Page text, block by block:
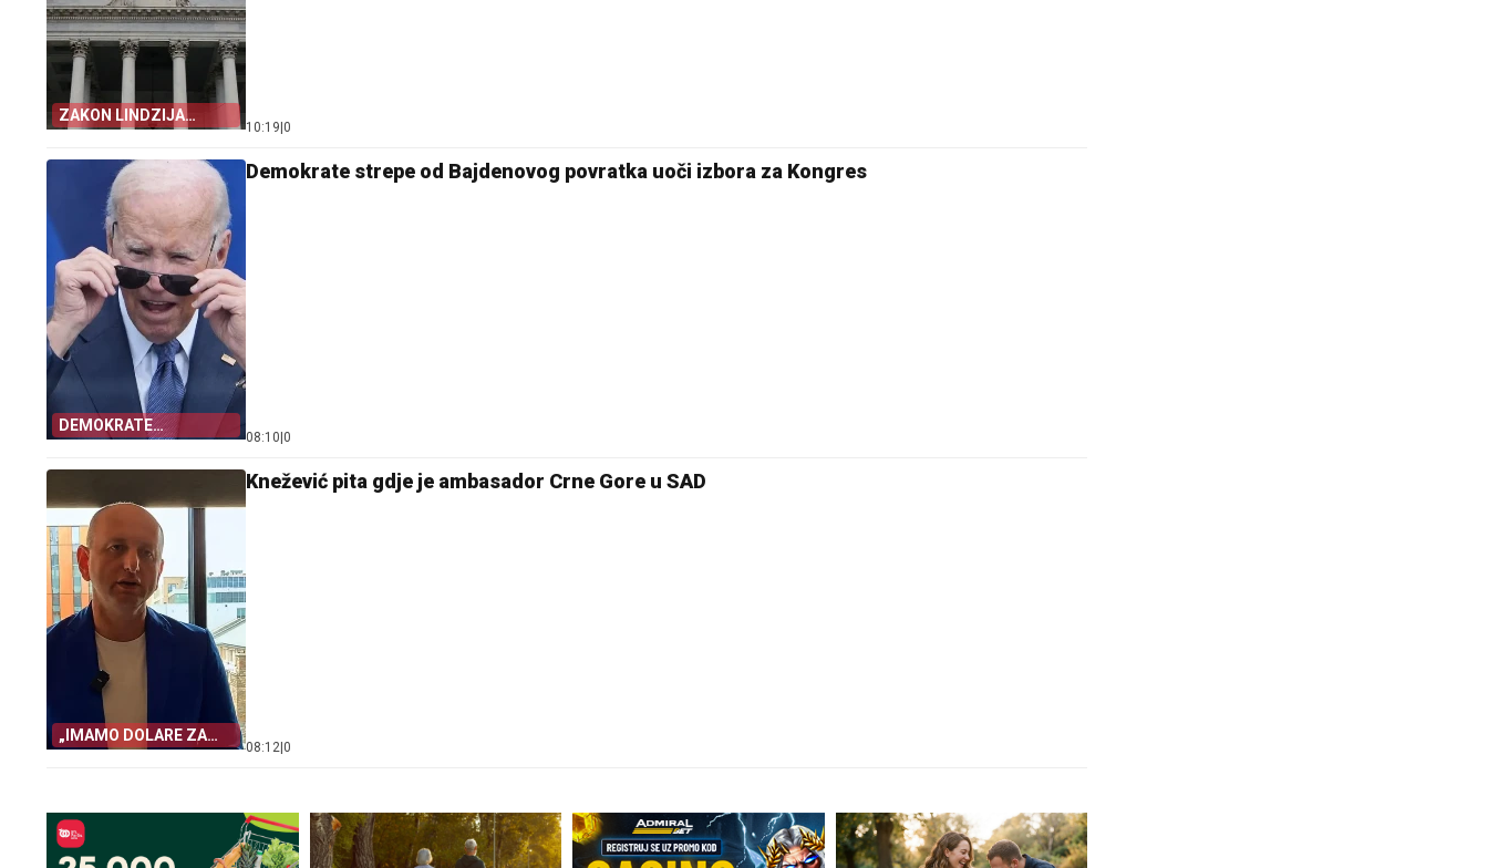
ZAKON LINDZIJA
GREJEMA
10:19 0
DEMOKRATE
STRAHUJU
Demokrate strepe od Bajdenovog povratka uoči izbora za Kongres
08:10 0
„IMAMO DOLARE ZA
OTKUP”
Knežević pita gdje je ambasador Crne Gore u SAD
08:12 0